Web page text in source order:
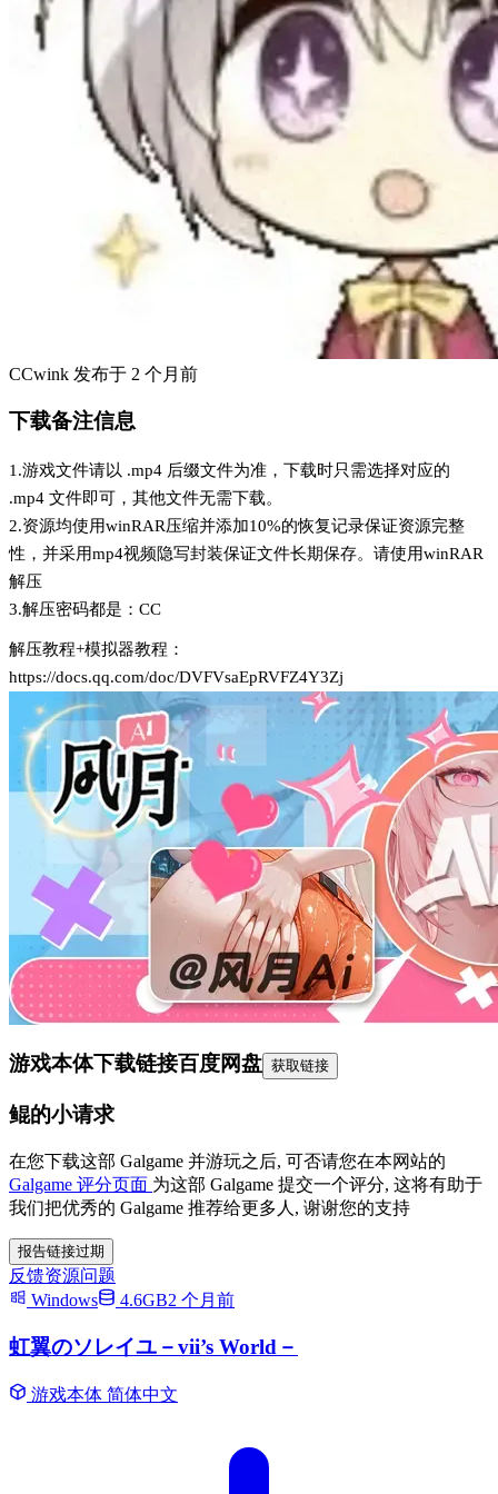
CCwink 发布于 2 个月前
下载备注信息
1.游戏文件请以 .mp4 后缀文件为准，下载时只需选择对应的
.mp4 文件即可，其他文件无需下载。
2.资源均使用winRAR压缩并添加10%的恢复记录保证资源完整
性，并采用mp4视频隐写封装保证文件长期保存。请使用winRAR
解压
3.解压密码都是：CC
解压教程+模拟器教程：
https://docs.qq.com/doc/DVFVsaEpRVFZ4Y3Zj
游戏本体下载链接百度网盘 获取链接
鲲的小请求
在您下载这部 Galgame 并游玩之后, 可否请您在本网站的
Galgame 评分页面 为这部 Galgame 提交一个评分, 这将有助于
我们把优秀的 Galgame 推荐给更多人, 谢谢您的支持
报告链接过期
反馈资源问题
Windows
4.6GB2 个月前
虹翼のソレイユ－vii’s World－
游戏本体 简体中文